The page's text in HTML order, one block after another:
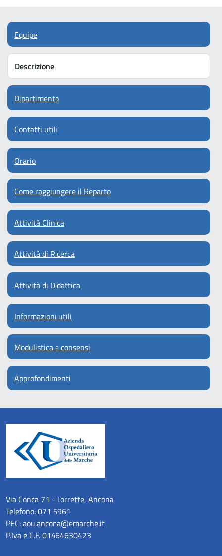
Equipe
Descrizione
Dipartimento
Contatti utili
Orario
Come raggiungere il Reparto
Attività Clinica
Attività di Ricerca
Attività di Didattica
Informazioni utili
Modulistica e consensi
Approfondimenti
Via Conca 71 - Torrette, Ancona
Telefono:071 5961
PEC:aou.ancona@emarche.it
P.Iva e C.F. 01464630423